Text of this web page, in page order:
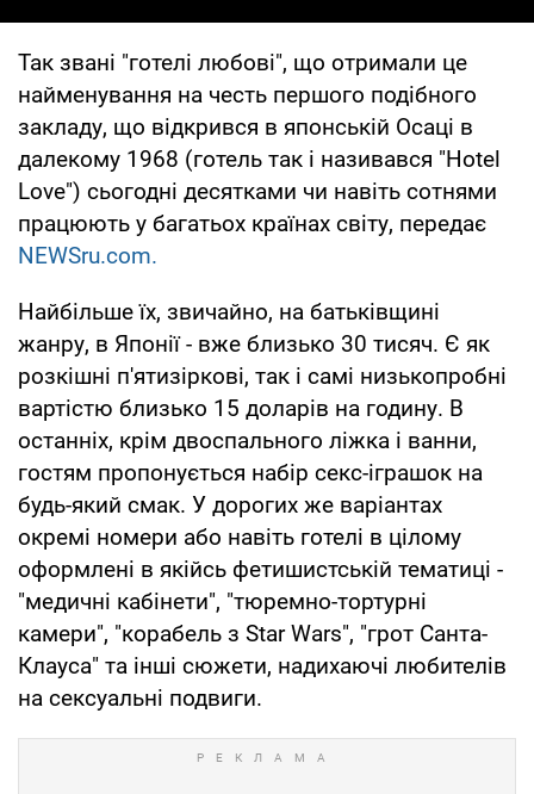
Так звані "готелі любові", що отримали це
найменування на честь першого подібного
закладу, що відкрився в японській Осаці в
далекому 1968 (готель так і називався "Hotel
Love") сьогодні десятками чи навіть сотнями
працюють у багатьох країнах світу, передає
NEWSru.com.
Найбільше їх, звичайно, на батьківщині
жанру, в Японії - вже близько 30 тисяч. Є як
розкішні п'ятизіркові, так і самі низькопробні
вартістю близько 15 доларів на годину. В
останніх, крім двоспального ліжка і ванни,
гостям пропонується набір секс-іграшок на
будь-який смак. У дорогих же варіантах
окремі номери або навіть готелі в цілому
оформлені в якійсь фетишистській тематиці -
"медичні кабінети", "тюремно-тортурні
камери", "корабель з Star Wars", "грот Санта-
Клауса" та інші сюжети, надихаючі любителів
на сексуальні подвиги.